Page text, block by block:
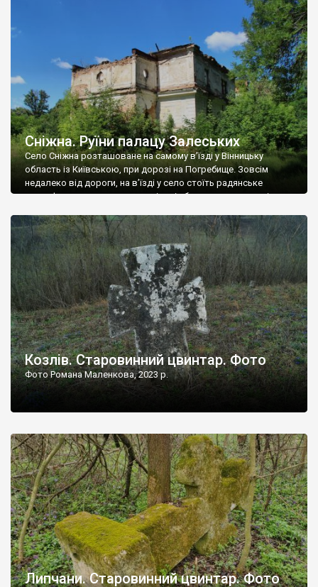
Наддністрянське відрізняється від більшості навколишніх
сіл. У селі є мурована Михайлівська церква. Точної дати […]
Сніжна. Руїни палацу Залеських
Село Сніжна розташоване на самому в’їзді у Вінницьку
область із Київською, при дорозі на Погребище. Зовсім
недалеко від дороги, на в’їзді у село стоїть радянське
рельєфне пано, яке показує жінку і яблуню, а трохи далі, десь
не видно, але видно дві стареньких колії у траві – […]
Козлів. Старовинний цвинтар. Фото
Фото Романа Маленкова, 2023 р.
Липчани. Старовинний цвинтар. Фото